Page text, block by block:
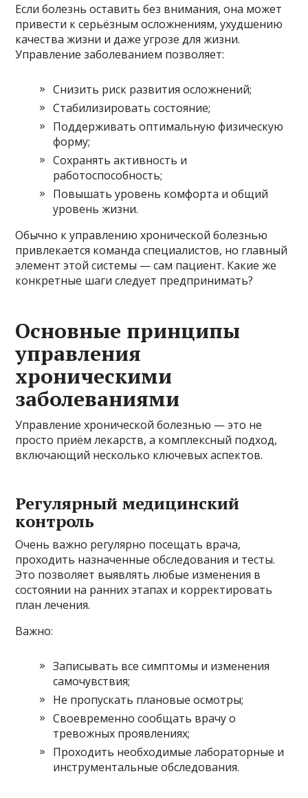
Если болезнь оставить без внимания, она может
привести к серьёзным осложнениям, ухудшению
качества жизни и даже угрозе для жизни.
Управление заболеванием позволяет:
Снизить риск развития осложнений;
Стабилизировать состояние;
Поддерживать оптимальную физическую
форму;
Сохранять активность и
работоспособность;
Повышать уровень комфорта и общий
уровень жизни.
Обычно к управлению хронической болезнью
привлекается команда специалистов, но главный
элемент этой системы — сам пациент. Какие же
конкретные шаги следует предпринимать?
Основные принципы
управления
хроническими
заболеваниями
Управление хронической болезнью — это не
просто приём лекарств, а комплексный подход,
включающий несколько ключевых аспектов.
Регулярный медицинский
контроль
Очень важно регулярно посещать врача,
проходить назначенные обследования и тесты.
Это позволяет выявлять любые изменения в
состоянии на ранних этапах и корректировать
план лечения.
Важно:
Записывать все симптомы и изменения
самочувствия;
Не пропускать плановые осмотры;
Своевременно сообщать врачу о
тревожных проявлениях;
Проходить необходимые лабораторные и
инструментальные обследования.